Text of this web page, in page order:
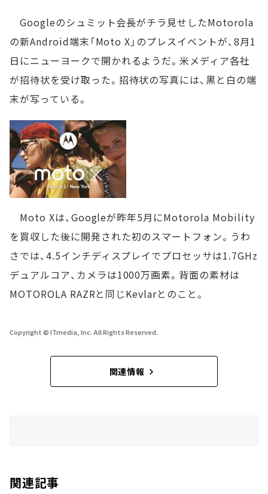
Googleのシュミット会長がチラ見せしたMotorola
の新Android端末「Moto X」のプレスイベントが、8月1
日にニューヨークで開かれるようだ。米メディア各社
が招待状を受け取った。招待状の写真には、黒と白の端
末が写っている。
Moto Xは、Googleが昨年5月にMotorola Mobility
を買収した後に開発された初のスマートフォン。うわ
さでは、4.5インチディスプレイでプロセッサは1.7GHz
デュアルコア、カメラは1000万画素。背面の素材は
MOTOROLA RAZRと同じKevlarとのこと。
Copyright © ITmedia, Inc. All Rights Reserved.
関連情報
関連記事